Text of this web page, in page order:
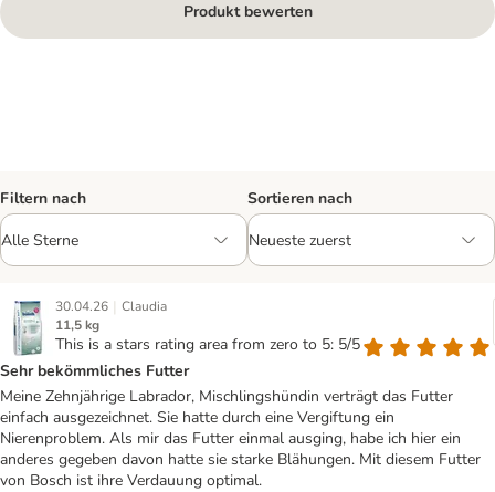
Produkt bewerten
Filtern nach Sortieren nach
30.04.26 | Claudia
11,5 kg
This is a stars rating area from zero to 5: 5/5
Sehr bekömmliches Futter
Meine Zehnjährige Labrador, Mischlingshündin verträgt das Futter
einfach ausgezeichnet. Sie hatte durch eine Vergiftung ein
Nierenproblem. Als mir das Futter einmal ausging, habe ich hier ein
anderes gegeben davon hatte sie starke Blähungen. Mit diesem Futter
von Bosch ist ihre Verdauung optimal.